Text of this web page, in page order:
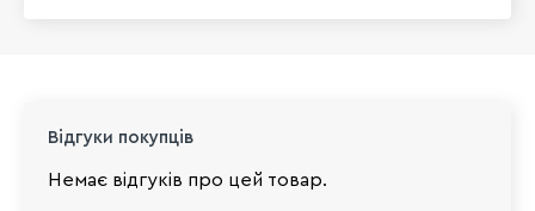
Відгуки покупців
Немає відгуків про цей товар.